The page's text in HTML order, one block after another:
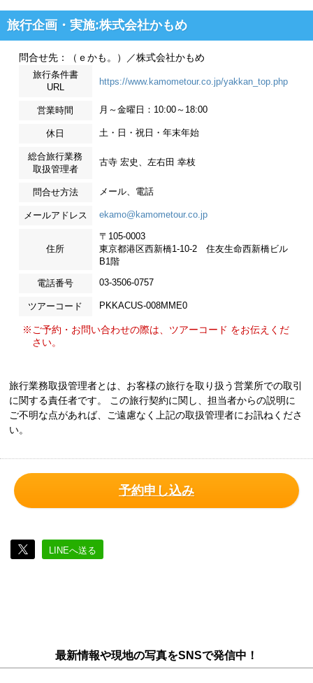
旅行企画・実施:株式会社かもめ
問合せ先：（ｅかも。）／株式会社かもめ
旅行条件書
URL
https://www.kamometour.co.jp/yakkan_top.php
営業時間 月～金曜日：10:00～18:00
休日 土・日・祝日・年末年始
総合旅行業務
取扱管理者
古寺 宏史、左右田 幸枝
問合せ方法 メール、電話
メールアドレス ekamo@kamometour.co.jp
住所
〒105-0003
東京都港区西新橋1-10-2 住友生命西新橋ビル
B1階
電話番号 03-3506-0757
ツアーコード PKKACUS-008MME0
※ご予約・お問い合わせの際は、ツアーコード をお伝えくだ
さい。
旅行業務取扱管理者とは、お客様の旅行を取り扱う営業所での取引
に関する責任者です。 この旅行契約に関し、担当者からの説明に
ご不明な点があれば、ご遠慮なく上記の取扱管理者にお訊ねくださ
い。
予約申し込み
LINEへ送る
最新情報や現地の写真をSNSで発信中！